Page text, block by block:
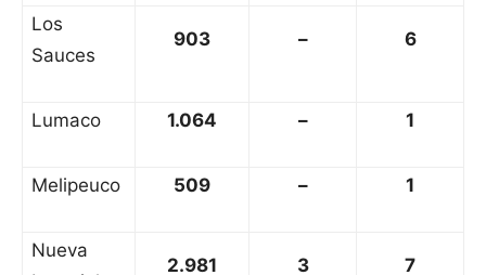
Los
Sauces
903 – 6
Lumaco 1.064 – 1
Melipeuco 509 – 1
Nueva
2.981 3 7